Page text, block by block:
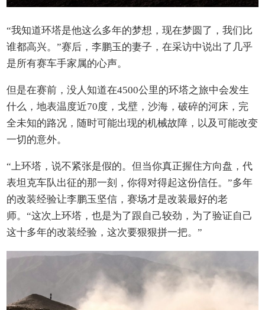
“我知道环塔是他这么多年的梦想，现在梦圆了，我们比
谁都高兴。”赛后，李鹏玉的妻子，在采访中说出了几乎
是所有赛车手家属的心声。
但是在赛前，没人知道在4500公里的环塔之旅中会发生
什么，地表温度近70度，戈壁，沙海，破碎的河床，完
全未知的路况，随时可能出现的机械故障，以及可能改变
一切的意外。
“上环塔，说不紧张是假的。但当你真正握住方向盘，代
表坦克车队出征的那一刻，你得对得起这份信任。”多年
的改装经验让李鹏玉坚信，赛场才是改装最好的老
师。“这次上环塔，也是为了跟自己较劲，为了验证自己
这十多年的改装经验，这次要狠狠拼一把。”